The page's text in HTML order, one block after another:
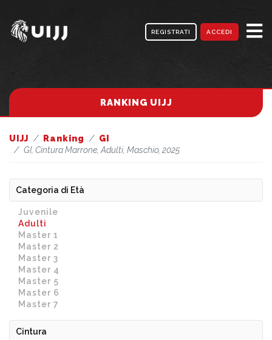
REGISTRATI ACCEDI
RANKING UIJJ
UIJJ Ranking
GI
GI, Cintura Marrone, Adulti, Maschio, 2025
Categoria di Età
Juvenile
Adulti
Master 1
Master 2
Master 3
Master 4
Master 5
Master 6
Master 7
Cintura